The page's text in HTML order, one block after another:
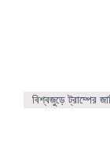
বিশ্বজুড়ে ট্রাম্পের